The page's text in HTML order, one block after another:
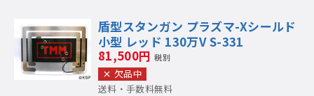
盾型スタンガン プラズマ-Xシールド
小型 レッド 130万V S-331
81,500円 税別
欠品中
送料・手数料無料